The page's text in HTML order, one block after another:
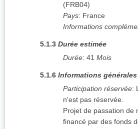
(FRB04)
Pays: France
Informations
5.1.3 Durée estimée
Durée: 41 Mois
5.1.6 Informations générales
Participation réservée:
n'est pas réservée.
Projet de passation de
financé par des fonds